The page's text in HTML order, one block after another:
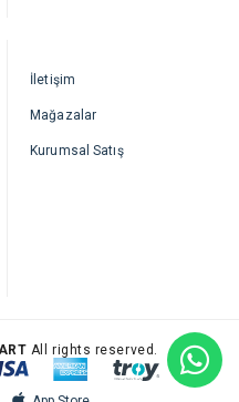
İletişim
Mağazalar
Kurumsal Satış
All rights reserved.